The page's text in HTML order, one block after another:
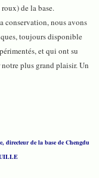
de la base.
conservation, nous avons
toujours disponible
et qui ont su
plus grand plaisir. Un
directeur de la base de Chengdu